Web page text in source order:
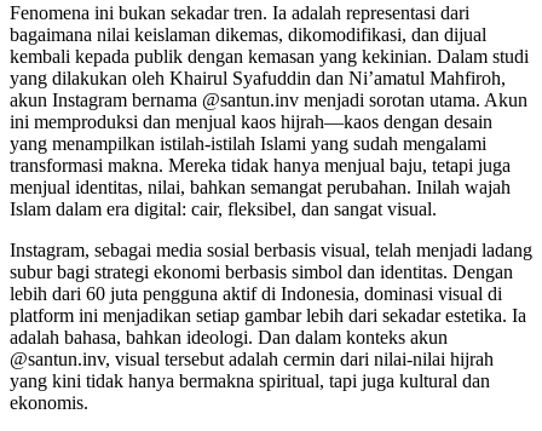
Fenomena ini bukan sekadar tren. Ia adalah representasi dari
bagaimana nilai keislaman dikemas, dikomodifikasi, dan dijual
kembali kepada publik dengan kemasan yang kekinian. Dalam studi
yang dilakukan oleh Khairul Syafuddin dan Ni’amatul Mahfiroh,
akun Instagram bernama @santun.inv menjadi sorotan utama. Akun
ini memproduksi dan menjual kaos hijrah—kaos dengan desain
yang menampilkan istilah-istilah Islami yang sudah mengalami
transformasi makna. Mereka tidak hanya menjual baju, tetapi juga
menjual identitas, nilai, bahkan semangat perubahan. Inilah wajah
Islam dalam era digital: cair, fleksibel, dan sangat visual.
Instagram, sebagai media sosial berbasis visual, telah menjadi ladang
subur bagi strategi ekonomi berbasis simbol dan identitas. Dengan
lebih dari 60 juta pengguna aktif di Indonesia, dominasi visual di
platform ini menjadikan setiap gambar lebih dari sekadar estetika. Ia
adalah bahasa, bahkan ideologi. Dan dalam konteks akun
@santun.inv, visual tersebut adalah cermin dari nilai-nilai hijrah
yang kini tidak hanya bermakna spiritual, tapi juga kultural dan
ekonomis.